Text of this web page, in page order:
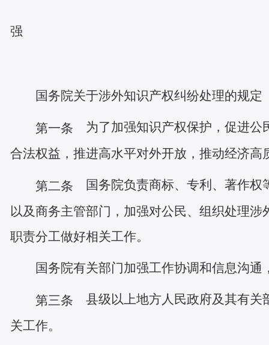
强
国务院关于涉外知识产权纠纷处理的规定
第一条 为了加强知识产权保护，促进公
合法权益，推进高水平对外开放，推动经济高
第二条 国务院负责商标、专利、著作权
以及商务主管部门，加强对公民、组织处理
职责分工做好相关工作。
国务院有关部门加强工作协调和信息沟
第三条 县级以上地方人民政府及其有关
关工作。